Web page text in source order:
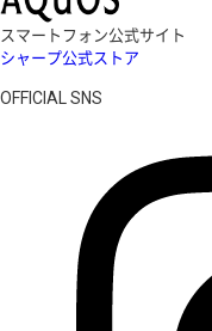
スマートフォン公式サイト
シャープ公式ストア
OFFICIAL SNS